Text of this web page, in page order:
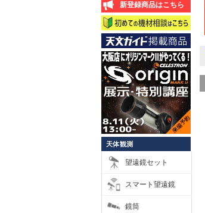
新登録商品はこちら
天体観測
望遠鏡セット
スマート望遠鏡
鏡筒